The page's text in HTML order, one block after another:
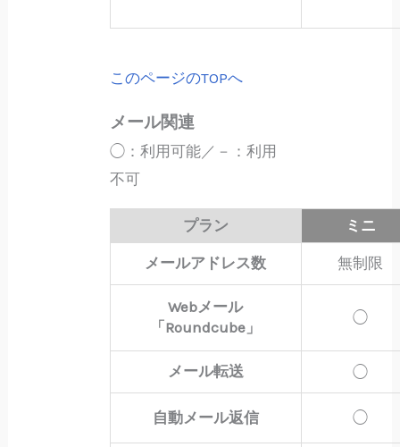
このページのTOPへ
メール関連
◯：利用可能／－：利用
不可
プラン ミニ
メールアドレス数 無制限
Webメール
「Roundcube」
◯
メール転送 ◯
自動メール返信 ◯